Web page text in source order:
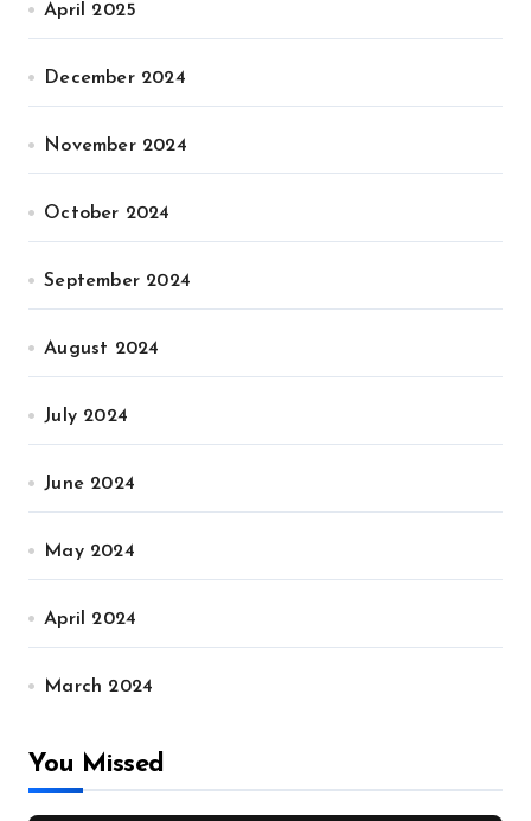
April 2025
December 2024
November 2024
October 2024
September 2024
August 2024
July 2024
June 2024
May 2024
April 2024
March 2024
You Missed